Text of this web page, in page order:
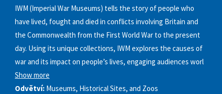
IWM (Imperial War Museums) tells the story of people who
have lived, fought and died in conflicts involving Britain and
the Commonwealth from the First World War to the present
day. Using its unique collections, IWM explores the causes of
war and its impact on people’s lives, engaging audiences worl
Show more
Odvětví: Museums, Historical Sites, and Zoos